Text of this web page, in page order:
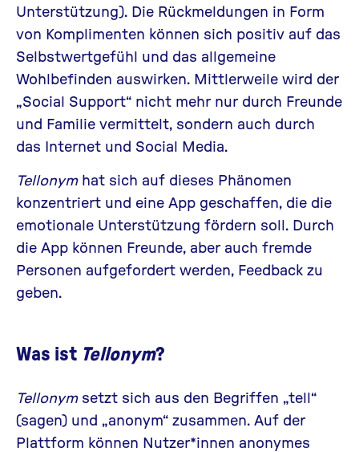
Unterstützung). Die Rückmeldungen in Form
von Komplimenten können sich positiv auf das
Selbstwertgefühl und das allgemeine
Wohlbefinden auswirken. Mittlerweile wird der
„Social Support“ nicht mehr nur durch Freunde
und Familie vermittelt, sondern auch durch
das Internet und Social Media.
Tellonymhat sich auf dieses Phänomen
konzentriert und eine App geschaffen, die die
emotionale Unterstützung fördern soll. Durch
die App können Freunde, aber auch fremde
Personen aufgefordert werden, Feedback zu
geben.
Was ist Tellonym?
Tellonymsetzt sich aus den Begriffen „tell“
(sagen) und „anonym“ zusammen. Auf der
Plattform können Nutzer*innen anonymes